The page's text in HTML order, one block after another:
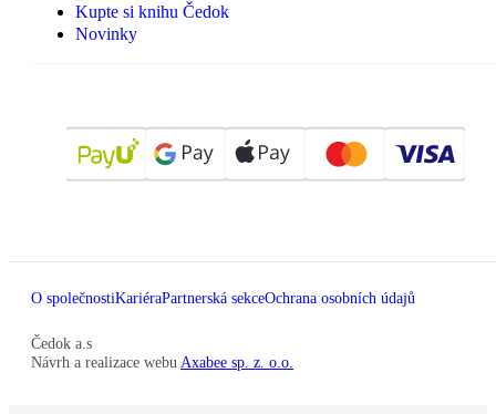
Kupte si knihu Čedok
Novinky
O společnostiKariéraPartnerská sekceOchrana osobních údajů
Čedok a.s
Návrh a realizace webu Axabee sp. z. o.o.